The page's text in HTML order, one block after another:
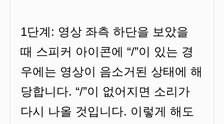
1단계: 영상 좌측 하단을 보았을
때 스피커 아이콘에 “/”이 있는 경
우에는 영상이 음소거된 상태에 해
당합니다. “/”이 없어지면 소리가
다시 나올 것입니다. 이렇게 해도